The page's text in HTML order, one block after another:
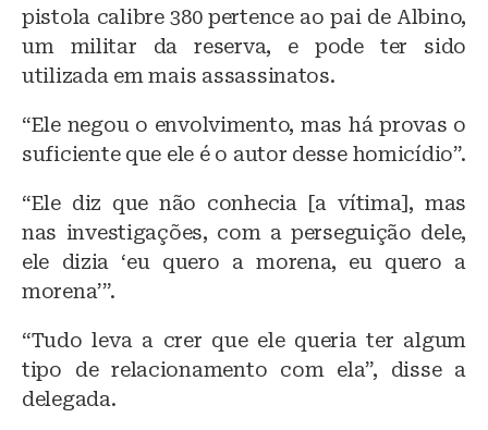
pistola calibre 380 pertence ao pai de Albino,
um militar da reserva, e pode ter sido
utilizada em mais assassinatos.
“Ele negou o envolvimento, mas há provas o
suficiente que ele é o autor desse homicídio”.
“Ele diz que não conhecia [a vítima], mas
nas investigações, com a perseguição dele,
ele dizia ‘eu quero a morena, eu quero a
morena’”.
“Tudo leva a crer que ele queria ter algum
tipo de relacionamento com ela”, disse a
delegada.